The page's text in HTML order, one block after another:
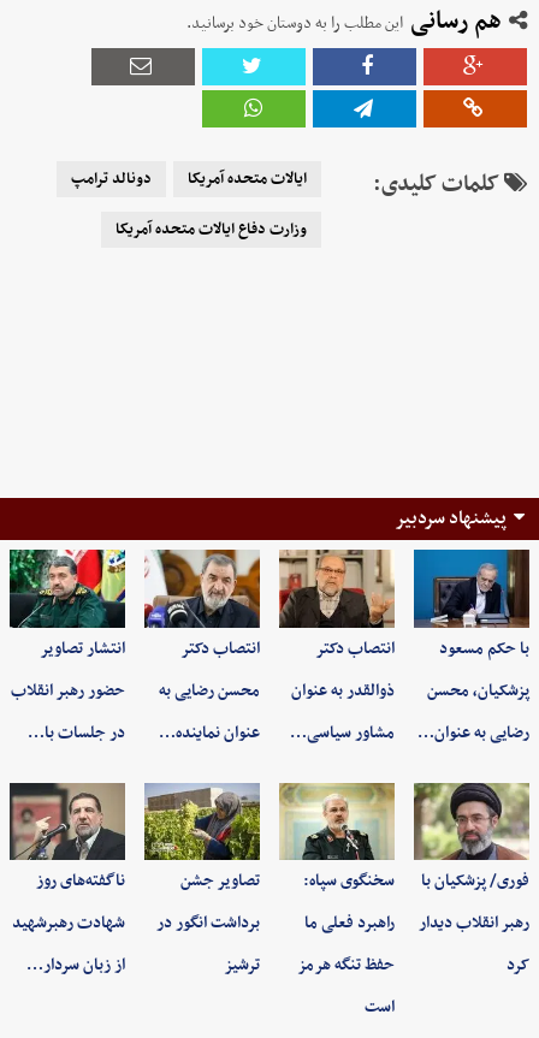
هم رسانی این مطلب را به دوستان خود برسانید.
کلمات کلیدی: ایالات متحده آمریکا
دونالد ترامپ
وزارت دفاع ایالات متحده آمریکا
پیشنهاد سردبیر
با حکم مسعود
پزشکیان، محسن
رضایی به عنوان…
انتصاب دکتر
ذوالقدر به عنوان
مشاور سیاسی…
انتصاب دکتر
محسن رضایی به
عنوان نماینده…
انتشار تصاویر
حضور رهبر انقلاب
در جلسات با…
فوری/ پزشکیان با
رهبر انقلاب دیدار
کرد
سخنگوی سپاه:
راهبرد فعلی ما
حفظ تنگه هرمز
است
تصاویر جشن
برداشت انگور در
ترشیز
ناگفته‌های روز
شهادت رهبرشهید
از زبان سردار…